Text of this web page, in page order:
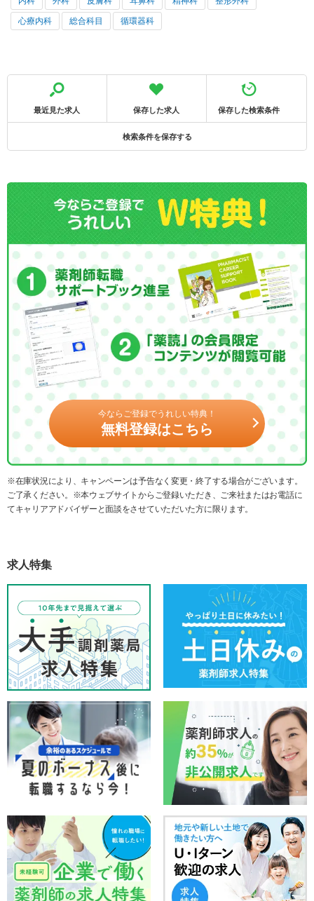
心療内科 総合科目 循環器科
最近見た求人 保存した求人 保存した検索条件
検索条件を保存する
今ならご登録でうれしい特典！
無料登録はこちら
※在庫状況により、キャンペーンは予告なく変更・終了する場合がございます。
ご了承ください。※本ウェブサイトからご登録いただき、ご来社またはお電話に
てキャリアアドバイザーと面談をさせていただいた方に限ります。
求人特集